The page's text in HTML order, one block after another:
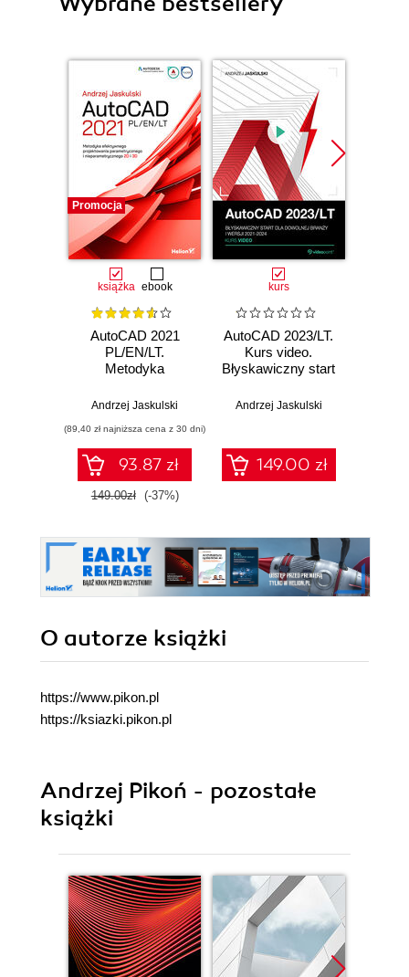
Promocja
książka ebook
AutoCAD 2021
PL/EN/LT.
Metodyka
projektowania
nieparametrycznego
2D i 3D
Andrzej Jaskulski
(89,40 zł najniższa cena z 30 dni)
93.87 zł
149.00zł (-37%)
kurs
AutoCAD 2023/LT.
Kurs video.
Błyskawiczny start
branży i wersji
Andrzej Jaskulski
149.00 zł
O autorze książki
https://www.pikon.pl
https://ksiazki.pikon.pl
Andrzej Pikoń - pozostałe
książki